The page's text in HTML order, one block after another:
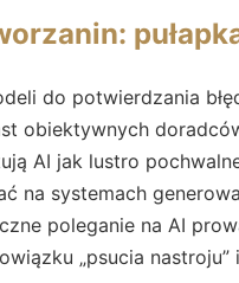
do potwierdzania
obiektywnych
AI jak lustro
na systemach
poleganie na AI
„psucia